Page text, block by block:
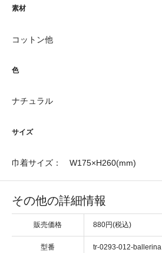
素材
コットン他
色
ナチュラル
サイズ
巾着サイズ： W175×H260(mm)
その他の詳細情報
販売価格 880円(税込)
型番 tr-0293-012-ballerina